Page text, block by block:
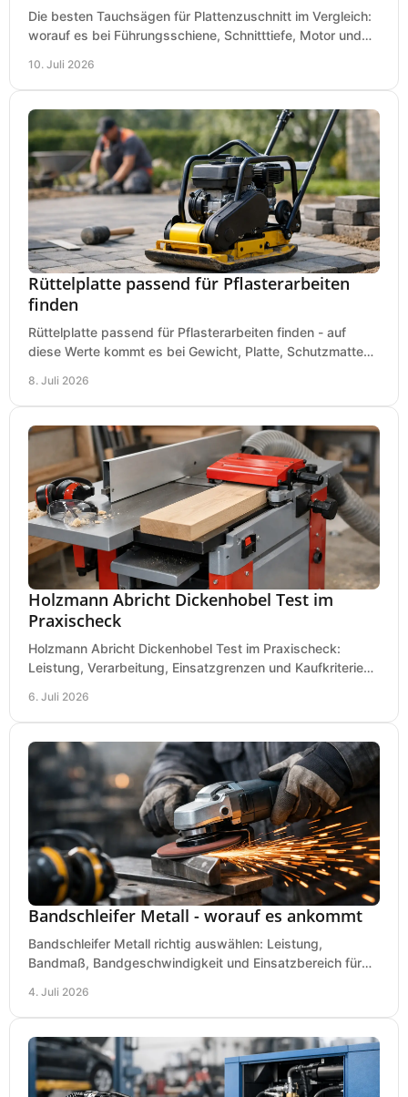
Die besten Tauchsägen für Plattenzuschnitt im Vergleich:
worauf es bei Führungsschiene, Schnitttiefe, Motor und
10. Juli 2026
Rüttelplatte passend für Pflasterarbeiten
finden
Rüttelplatte passend für Pflasterarbeiten finden - auf
diese Werte kommt es bei Gewicht, Platte, Schutzmatte
8. Juli 2026
Holzmann Abricht Dickenhobel Test im
Praxischeck
Holzmann Abricht Dickenhobel Test im Praxischeck:
Leistung, Verarbeitung, Einsatzgrenzen und Kaufkriterien
6. Juli 2026
Bandschleifer Metall - worauf es ankommt
Bandschleifer Metall richtig auswählen: Leistung,
Bandmaß, Bandgeschwindigkeit und Einsatzbereich für
4. Juli 2026